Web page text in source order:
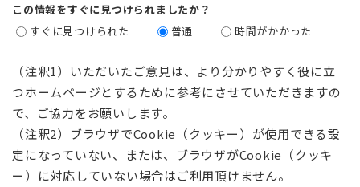
この情報をすぐに見つけられましたか？
すぐに見つけられた
普通 時間がかかった
（注釈1）いただいたご意見は、より分かりやすく役に立
つホームページとするために参考にさせていただきますの
で、ご協力をお願いします。
（注釈2）ブラウザでCookie（クッキー）が使用できる設
定になっていない、または、ブラウザがCookie（クッキ
ー）に対応していない場合はご利用頂けません。